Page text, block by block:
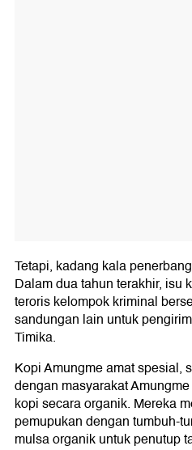
Tetapi, kadang kala
Dalam dua tahun terakhir, isu
teroris kelompok kriminal
sandungan lain untuk
Timika.
Kopi Amungme amat spesial,
dengan masyarakat
kopi secara organik. Mereka
pemupukan dengan tumbuh-
mulsa organik untuk penutup